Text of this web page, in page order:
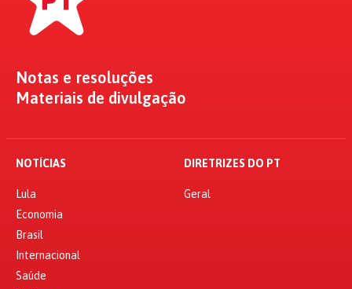
Notas e resoluções
Materiais de divulgação
NOTÍCIAS
Lula
Economia
Brasil
Internacional
Saúde
DIRETRIZES DO PT
Geral